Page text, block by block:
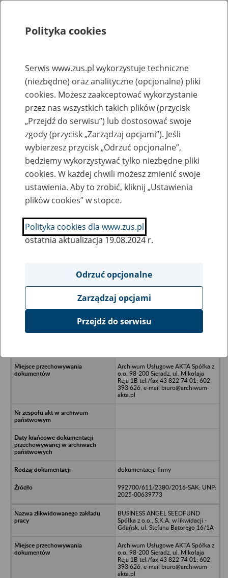
Rejestry, ewidencje i archiwa
Baza zlikwidowanych lub
przekształconych zakładów pracy
Nazwa zakładu pracy:
SZUKAJ
Ukryj wszystkie pozycje bazy
GEOFIZYKA KRAKÓW S.A. w
Archiwum Usługowe AKTA Spółka z
o.o. 98-200 Sieradz, ul. Mikołaja
Reja 1B tel./fax 43 822 74 01; 602
393 626, e-mail biuro@archiwum-
akta.pl
dokumentacja firmy
992700/611/2380/2016-SAK; UNP:
2025-00639773
BUSINESS ANGEL SEEDFUND
Spółka z o.o., S.K.A. w likwidacji -
Gdańsk, ul. Stefana Batorego 16/1A
Archiwum Usługowe AKTA Spółka z
o.o. 98-200 Sieradz, ul. Mikołaja
Reja 1B tel./fax 43 822 74 01; 602
393 626, e-mail biuro@archiwum-
akta.pl
Polityka cookies
Serwis www.zus.pl wykorzystuje techniczne
(niezbędne) oraz analityczne (opcjonalne) pliki
cookies. Możesz zaakceptować wykorzystanie
przez nas wszystkich takich plików (przycisk
„Przejdź do serwisu”) lub dostosować swoje
zgody (przycisk „Zarządzaj opcjami”). Jeśli
wybierzesz przycisk „Odrzuć opcjonalne”,
będziemy wykorzystywać tylko niezbędne pliki
cookies. W każdej chwili możesz zmienić swoje
ustawienia. Aby to zrobić, kliknij „Ustawienia
plików cookies” w stopce.
Polityka cookies dla www.zus.pl
ostatnia aktualizacja 19.08.2024 r.
Odrzuć opcjonalne
Zarządzaj opcjami
Przejdź do serwisu